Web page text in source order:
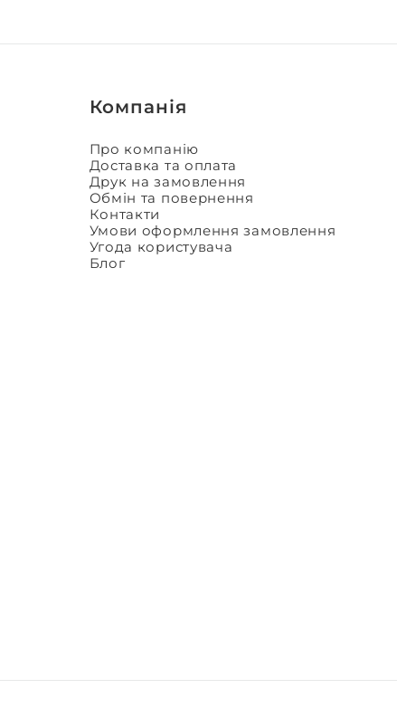
Компанія
Про компанію
Доставка та оплата
Друк на замовлення
Обмін та повернення
Контакти
Умови оформлення замовлення
Угода користувача
Блог